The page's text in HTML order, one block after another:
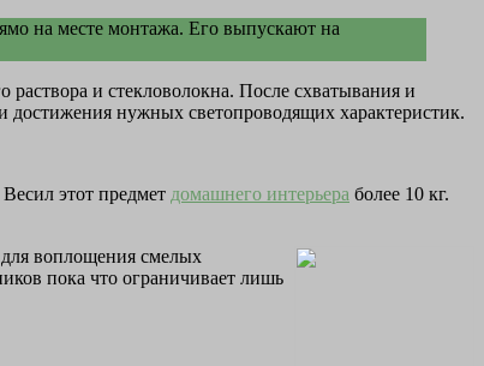
на месте монтажа. Его выпускают на
и стекловолокна. После схватывания и
достижения нужных светопроводящих характеристик.
этот предмет домашнего интерьера более 10 кг.
воплощения смелых
пока что ограничивает лишь